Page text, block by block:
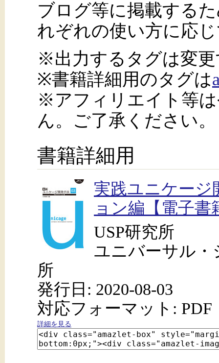
ブログ等に掲載する
れぞれの使い方に応
※出力するタグは変
※書籍詳細用のタグは
※アフィリエイト等
ん。ご了承ください。
書籍詳細用
実践ユニケージ
ョン編【電子書
USP研究所
ユニバーサル
所
発行日: 2020-08-03
対応フォーマット: PDF
詳細を見る